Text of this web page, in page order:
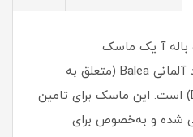
آ یک ماسک
مرطوب‌کننده صورت از برند آلمانی Balea (متعلق به
فروشگاه‌های زنجیره‌ای DM) است. این ماسک برای تامین
شده و به‌خصوص برای